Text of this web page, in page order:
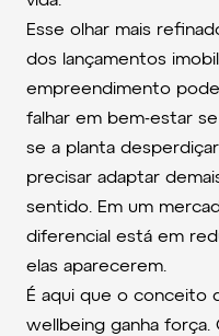
Esse olhar mais
dos lançamentos
empreendimento
falhar em bem-estar
se a planta
precisar adaptar
sentido. Em um
diferencial está em
elas aparecerem.
É aqui que o conceito
wellbeing ganha